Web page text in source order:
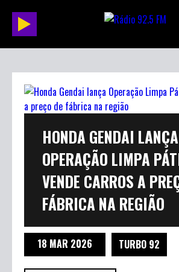
HONDA GENDAI LANÇA
OPERAÇÃO LIMPA
VENDE CARROS A
FÁBRICA NA REGIÃO
18 MAR 2026 TURBO 92